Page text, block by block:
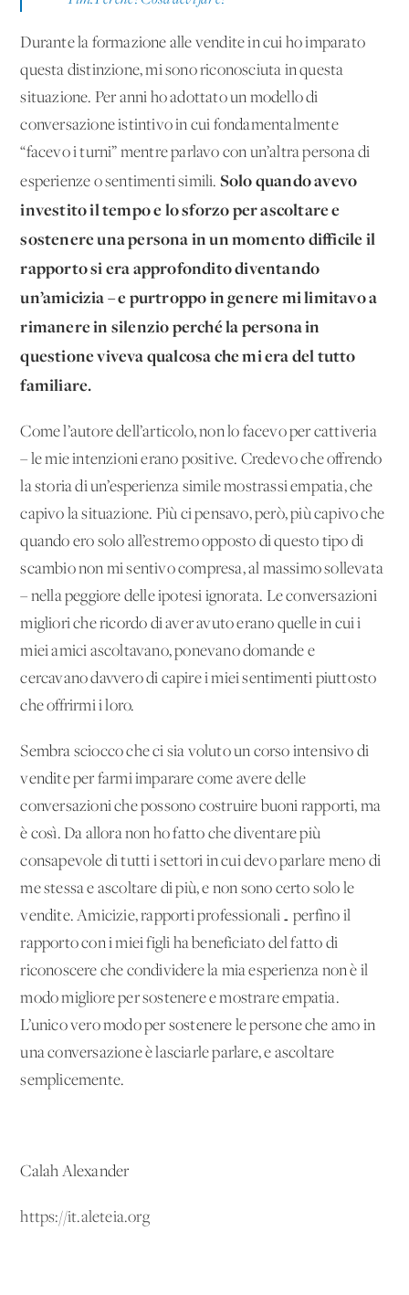
Durante la formazione alle vendite in cui ho imparato
questa distinzione, mi sono riconosciuta in questa
situazione. Per anni ho adottato un modello di
conversazione istintivo in cui fondamentalmente
“facevo i turni” mentre parlavo con un’altra persona di
esperienze o sentimenti simili. Solo quando avevo
investito il tempo e lo sforzo per ascoltare e
sostenere una persona in un momento difficile il
rapporto si era approfondito diventando
un’amicizia – e purtroppo in genere mi limitavo a
rimanere in silenzio perché la persona in
questione viveva qualcosa che mi era del tutto
familiare.
Come l’autore dell’articolo, non lo facevo per cattiveria
– le mie intenzioni erano positive. Credevo che offrendo
la storia di un’esperienza simile mostrassi empatia, che
capivo la situazione. Più ci pensavo, però, più capivo che
quando ero solo all’estremo opposto di questo tipo di
scambio non mi sentivo compresa, al massimo sollevata
– nella peggiore delle ipotesi ignorata. Le conversazioni
migliori che ricordo di aver avuto erano quelle in cui i
miei amici ascoltavano, ponevano domande e
cercavano davvero di capire i miei sentimenti piuttosto
che offrirmi i loro.
Sembra sciocco che ci sia voluto un corso intensivo di
vendite per farmi imparare come avere delle
conversazioni che possono costruire buoni rapporti, ma
è così. Da allora non ho fatto che diventare più
consapevole di tutti i settori in cui devo parlare meno di
me stessa e ascoltare di più, e non sono certo solo le
vendite. Amicizie, rapporti professionali… perfino il
rapporto con i miei figli ha beneficiato del fatto di
riconoscere che condividere la mia esperienza non è il
modo migliore per sostenere e mostrare empatia.
L’unico vero modo per sostenere le persone che amo in
una conversazione è lasciarle parlare, e ascoltare
semplicemente.
Calah Alexander
https://it.aleteia.org